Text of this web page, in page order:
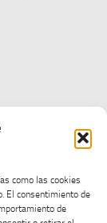
como las cookies
El consentimiento de
de